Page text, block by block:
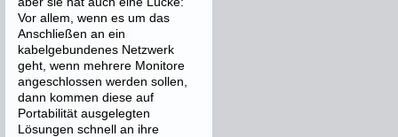
Vor allem, wenn es um das
Anschließen an ein
kabelgebundenes Netzwerk
geht, wenn mehrere Monitore
angeschlossen werden sollen,
dann kommen diese auf
Portabilität ausgelegten
Lösungen schnell an ihre